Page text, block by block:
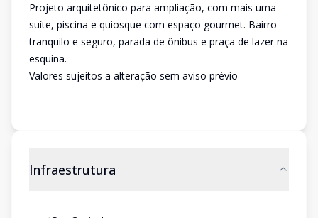
Projeto arquitetônico para ampliação, com mais uma
suíte, piscina e quiosque com espaço gourmet. Bairro
tranquilo e seguro, parada de ônibus e praça de lazer na
esquina.
Valores sujeitos a alteração sem aviso prévio
Infraestrutura